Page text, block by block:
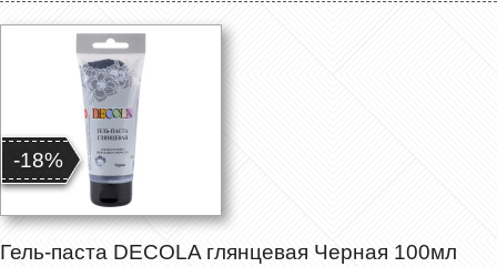
-18%
Гель-паста DECOLA глянцевая Черная 100мл